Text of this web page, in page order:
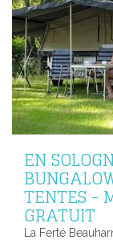
EN
TENTES -
GRATUIT
La Ferté